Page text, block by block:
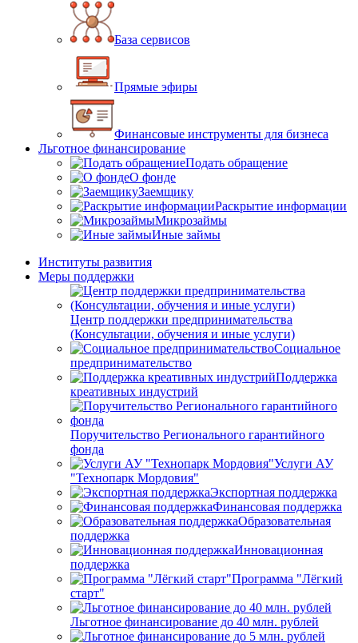
База сервисов
Прямые эфиры
Финансовые инструменты для бизнеса
Льготное финансирование
Подать обращение
О фонде
Заемщику
Раскрытие информации
Микрозаймы
Иные займы
Институты развития
Меры поддержки
Центр поддержки предпринимательства
(Консультации, обучения и иные услуги)
Социальное
предпринимательство
Поддержка
креативных индустрий
Поручительство Регионального гарантийного
фонда
Услуги АУ
"Технопарк Мордовия"
Экспортная поддержка
Финансовая поддержка
Образовательная
поддержка
Инновационная
поддержка
Программа "Лёгкий
старт"
Льготное финансирование до 40 млн. рублей